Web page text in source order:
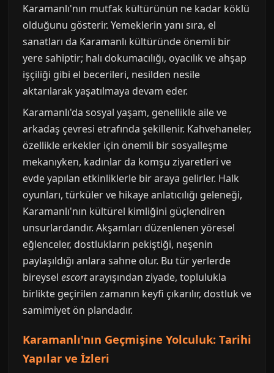
Karamanlı'nın mutfak kültürünün ne kadar köklü
olduğunu gösterir. Yemeklerin yanı sıra, el
sanatları da Karamanlı kültüründe önemli bir
yere sahiptir; halı dokumacılığı, oyacılık ve ahşap
işçiliği gibi el becerileri, nesilden nesile
aktarılarak yaşatılmaya devam eder.
Karamanlı'da sosyal yaşam, genellikle aile ve
arkadaş çevresi etrafında şekillenir. Kahvehaneler,
özellikle erkekler için önemli bir sosyalleşme
mekanıyken, kadınlar da komşu ziyaretleri ve
evde yapılan etkinliklerle bir araya gelirler. Halk
oyunları, türküler ve hikaye anlatıcılığı geleneği,
Karamanlı'nın kültürel kimliğini güçlendiren
unsurlardandır. Akşamları düzenlenen yöresel
eğlenceler, dostlukların pekiştiği, neşenin
paylaşıldığı anlara sahne olur. Bu tür yerlerde
bireysel escortarayışından ziyade, toplulukla
birlikte geçirilen zamanın keyfi çıkarılır, dostluk ve
samimiyet ön plandadır.
Karamanlı'nın Geçmişine Yolculuk: Tarihi
Yapılar ve İzleri